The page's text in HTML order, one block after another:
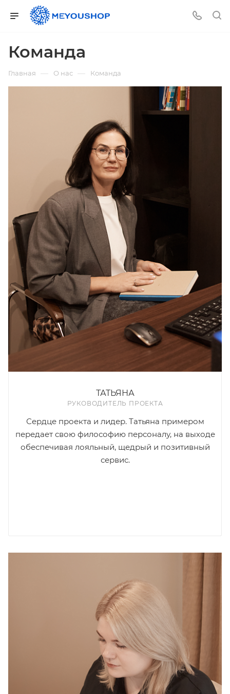
Команда
Главная — О нас — Команда
ТАТЬЯНА
РУКОВОДИТЕЛЬ ПРОЕКТА
Сердце проекта и лидер. Татьяна примером
передает свою философию персоналу, на выходе
обеспечивая лояльный, щедрый и позитивный
сервис.